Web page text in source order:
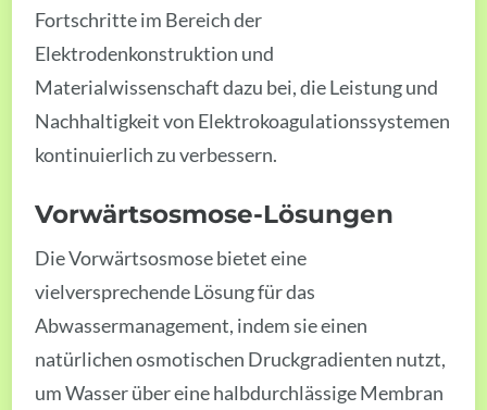
Fortschritte im Bereich der
Elektrodenkonstruktion und
Materialwissenschaft dazu bei, die Leistung und
Nachhaltigkeit von Elektrokoagulationssystemen
kontinuierlich zu verbessern.
Vorwärtsosmose-Lösungen
Die Vorwärtsosmose bietet eine
vielversprechende Lösung für das
Abwassermanagement, indem sie einen
natürlichen osmotischen Druckgradienten nutzt,
um Wasser über eine halbdurchlässige Membran